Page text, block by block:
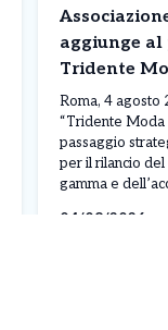
aggiunge
Tridente
Roma, 4 agosto
“Tridente Moda
passaggio
per il rilancio
gamma e
04/08/2026